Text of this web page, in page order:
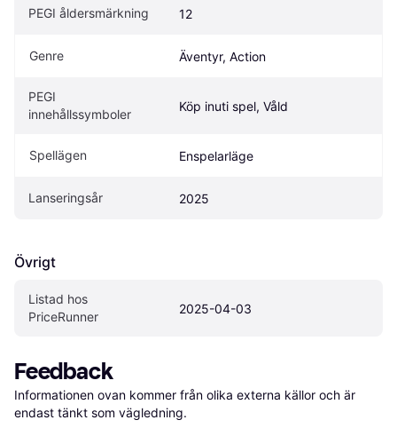
PEGI åldersmärkning 12
Genre Äventyr, Action
PEGI
innehållssymboler
Köp inuti spel, Våld
Spellägen Enspelarläge
Lanseringsår 2025
Övrigt
Listad hos
PriceRunner
2025-04-03
Feedback
Informationen ovan kommer från olika externa källor och är
endast tänkt som vägledning.